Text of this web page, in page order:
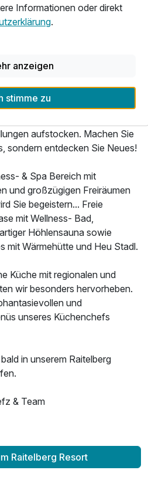
p.P. ab274,00 €
neu... mit unseren Wellness-
Wellness-Urlaub - planen
an Packages eine Grundstruktur
aufstocken. Machen Sie
sondern entdecken Sie Neues!
& Spa Bereich mit
und großzügigen Freiräumen
Sie begeistern... Freie
mit Wellness- Bad,
Höhlensauna sowie
mit Wärmehütte und Heu Stadl.
Küche mit regionalen und
wir besonders hervorheben.
und
unseres Küchenchefs
in unserem Raitelberg
& Team
Raitelberg Resort
Informationen oder direkt
.
anzeigen
stimme zu